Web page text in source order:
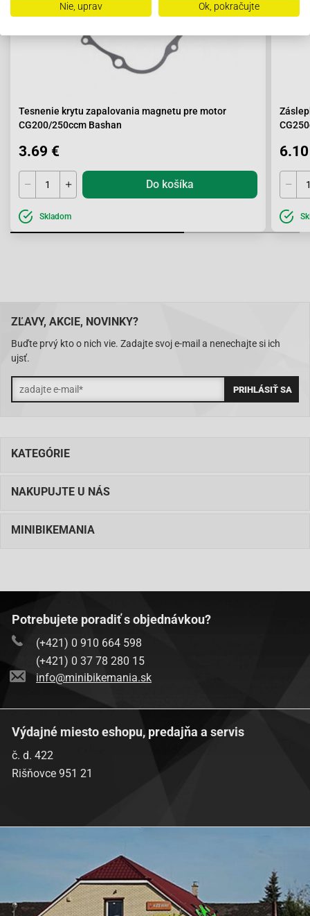
Tesnenie krytu zapalovania magnetu pre motor
CG200/250ccm Bashan
3.69 €
Do košíka
Skladom
ZĽAVY, AKCIE, NOVINKY?
Buďte prvý kto o nich vie. Zadajte svoj e-mail a nenechajte si ich
ujsť.
KATEGÓRIE
NAKUPUJTE U NÁS
MINIBIKEMANIA
Potrebujete poradiť s objednávkou?
(+421) 0 910 664 598
(+421) 0 37 78 280 15
info@minibikemania.sk
Výdajné miesto eshopu, predajňa a servis
č. d. 422
Rišňovce 951 21
Nie, uprav Ok, pokračujte